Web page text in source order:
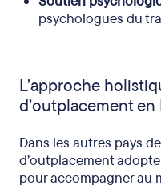
psychologues du
L’approche
d’outplacement en
Dans les autres pays
d’outplacement
pour accompagner au